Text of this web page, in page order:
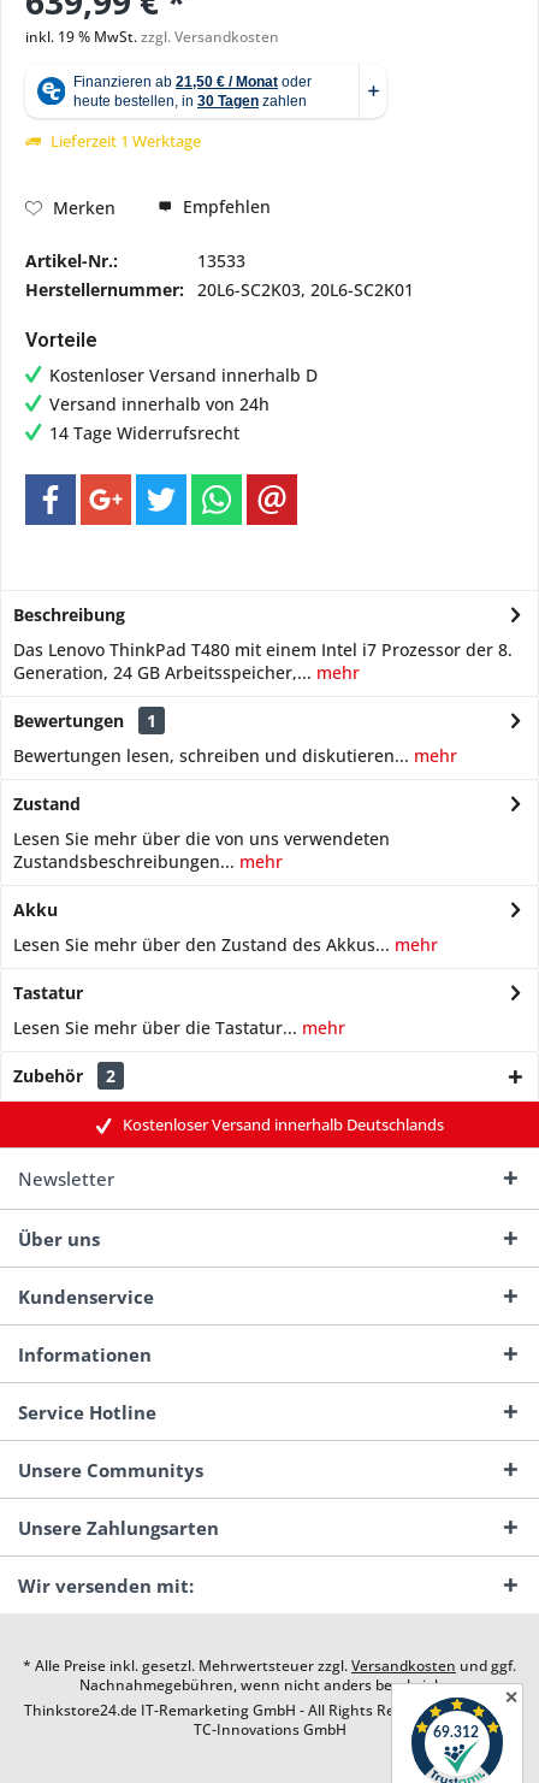
inkl. 19 % MwSt.zzgl. Versandkosten
Lieferzeit 1 Werktage
Merken Empfehlen
Artikel-Nr.:
13533
Herstellernummer: 20L6-SC2K03, 20L6-SC2K01
Vorteile
Kostenloser Versand innerhalb D
Versand innerhalb von 24h
14 Tage Widerrufsrecht
Beschreibung
Das Lenovo ThinkPad T480 mit einem Intel i7 Prozessor der 8.
Generation, 24 GB Arbeitsspeicher,... mehr
Bewertungen
1
Bewertungen lesen, schreiben und diskutieren... mehr
Zustand
Lesen Sie mehr über die von uns verwendeten
Zustandsbeschreibungen... mehr
Akku
Lesen Sie mehr über den Zustand des Akkus... mehr
Tastatur
Lesen Sie mehr über die Tastatur... mehr
Zubehör 2
Kostenloser Versand innerhalb Deutschlands
Newsletter
Über uns
Kundenservice
Informationen
Service Hotline
Unsere Communitys
Unsere Zahlungsarten
Wir versenden mit:
* Alle Preise inkl. gesetzl. Mehrwertsteuer zzgl.Versandkosten und ggf.
Nachnahmegebühren, wenn nicht anders beschrieben
Thinkstore24.de IT-Remarketing GmbH - All Rights Reserved. Design by
TC-Innovations GmbH
✕